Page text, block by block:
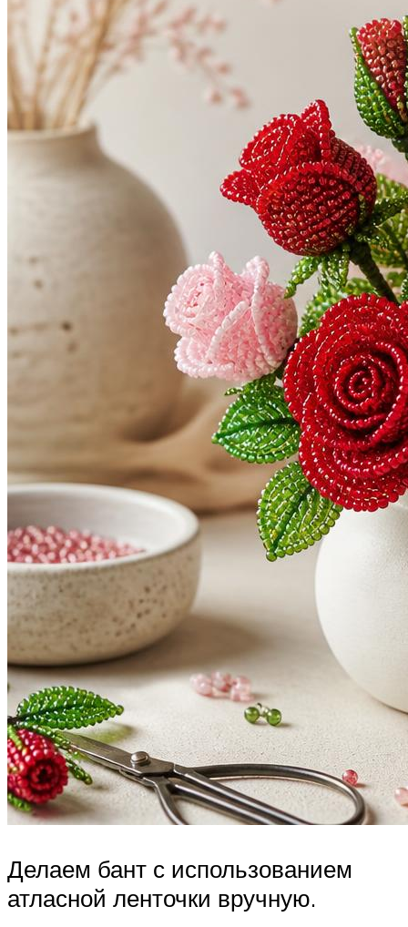
Делаем бант с использованием
атласной ленточки вручную.